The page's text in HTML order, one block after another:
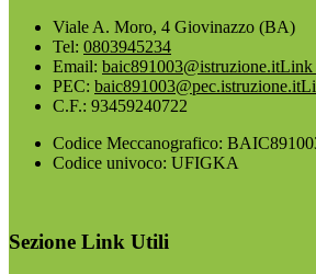
Viale A. Moro, 4 Giovinazzo (BA)
Tel: 0803945234
Email: baic891003@istruzione.itLink
PEC: baic891003@pec.istruzione.it
C.F.: 93459240722
Codice Meccanografico:
Codice univoco: UFIGKA
Sezione Link Utili